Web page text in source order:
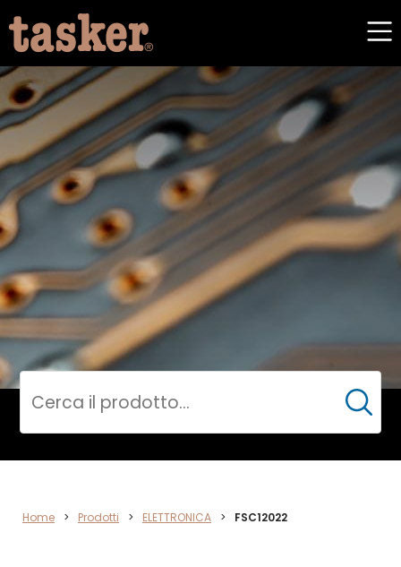
ELETTRONICA
Cerca
Home > Prodotti > ELETTRONICA > FSC12022